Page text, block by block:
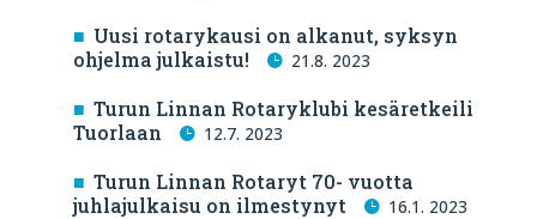
Uusi rotarykausi on alkanut, syksyn
ohjelma julkaistu!
21.8. 2023
Turun Linnan Rotaryklubi kesäretkeili
Tuorlaan
12.7. 2023
Turun Linnan Rotaryt 70- vuotta
juhlajulkaisu on ilmestynyt
16.1. 2023